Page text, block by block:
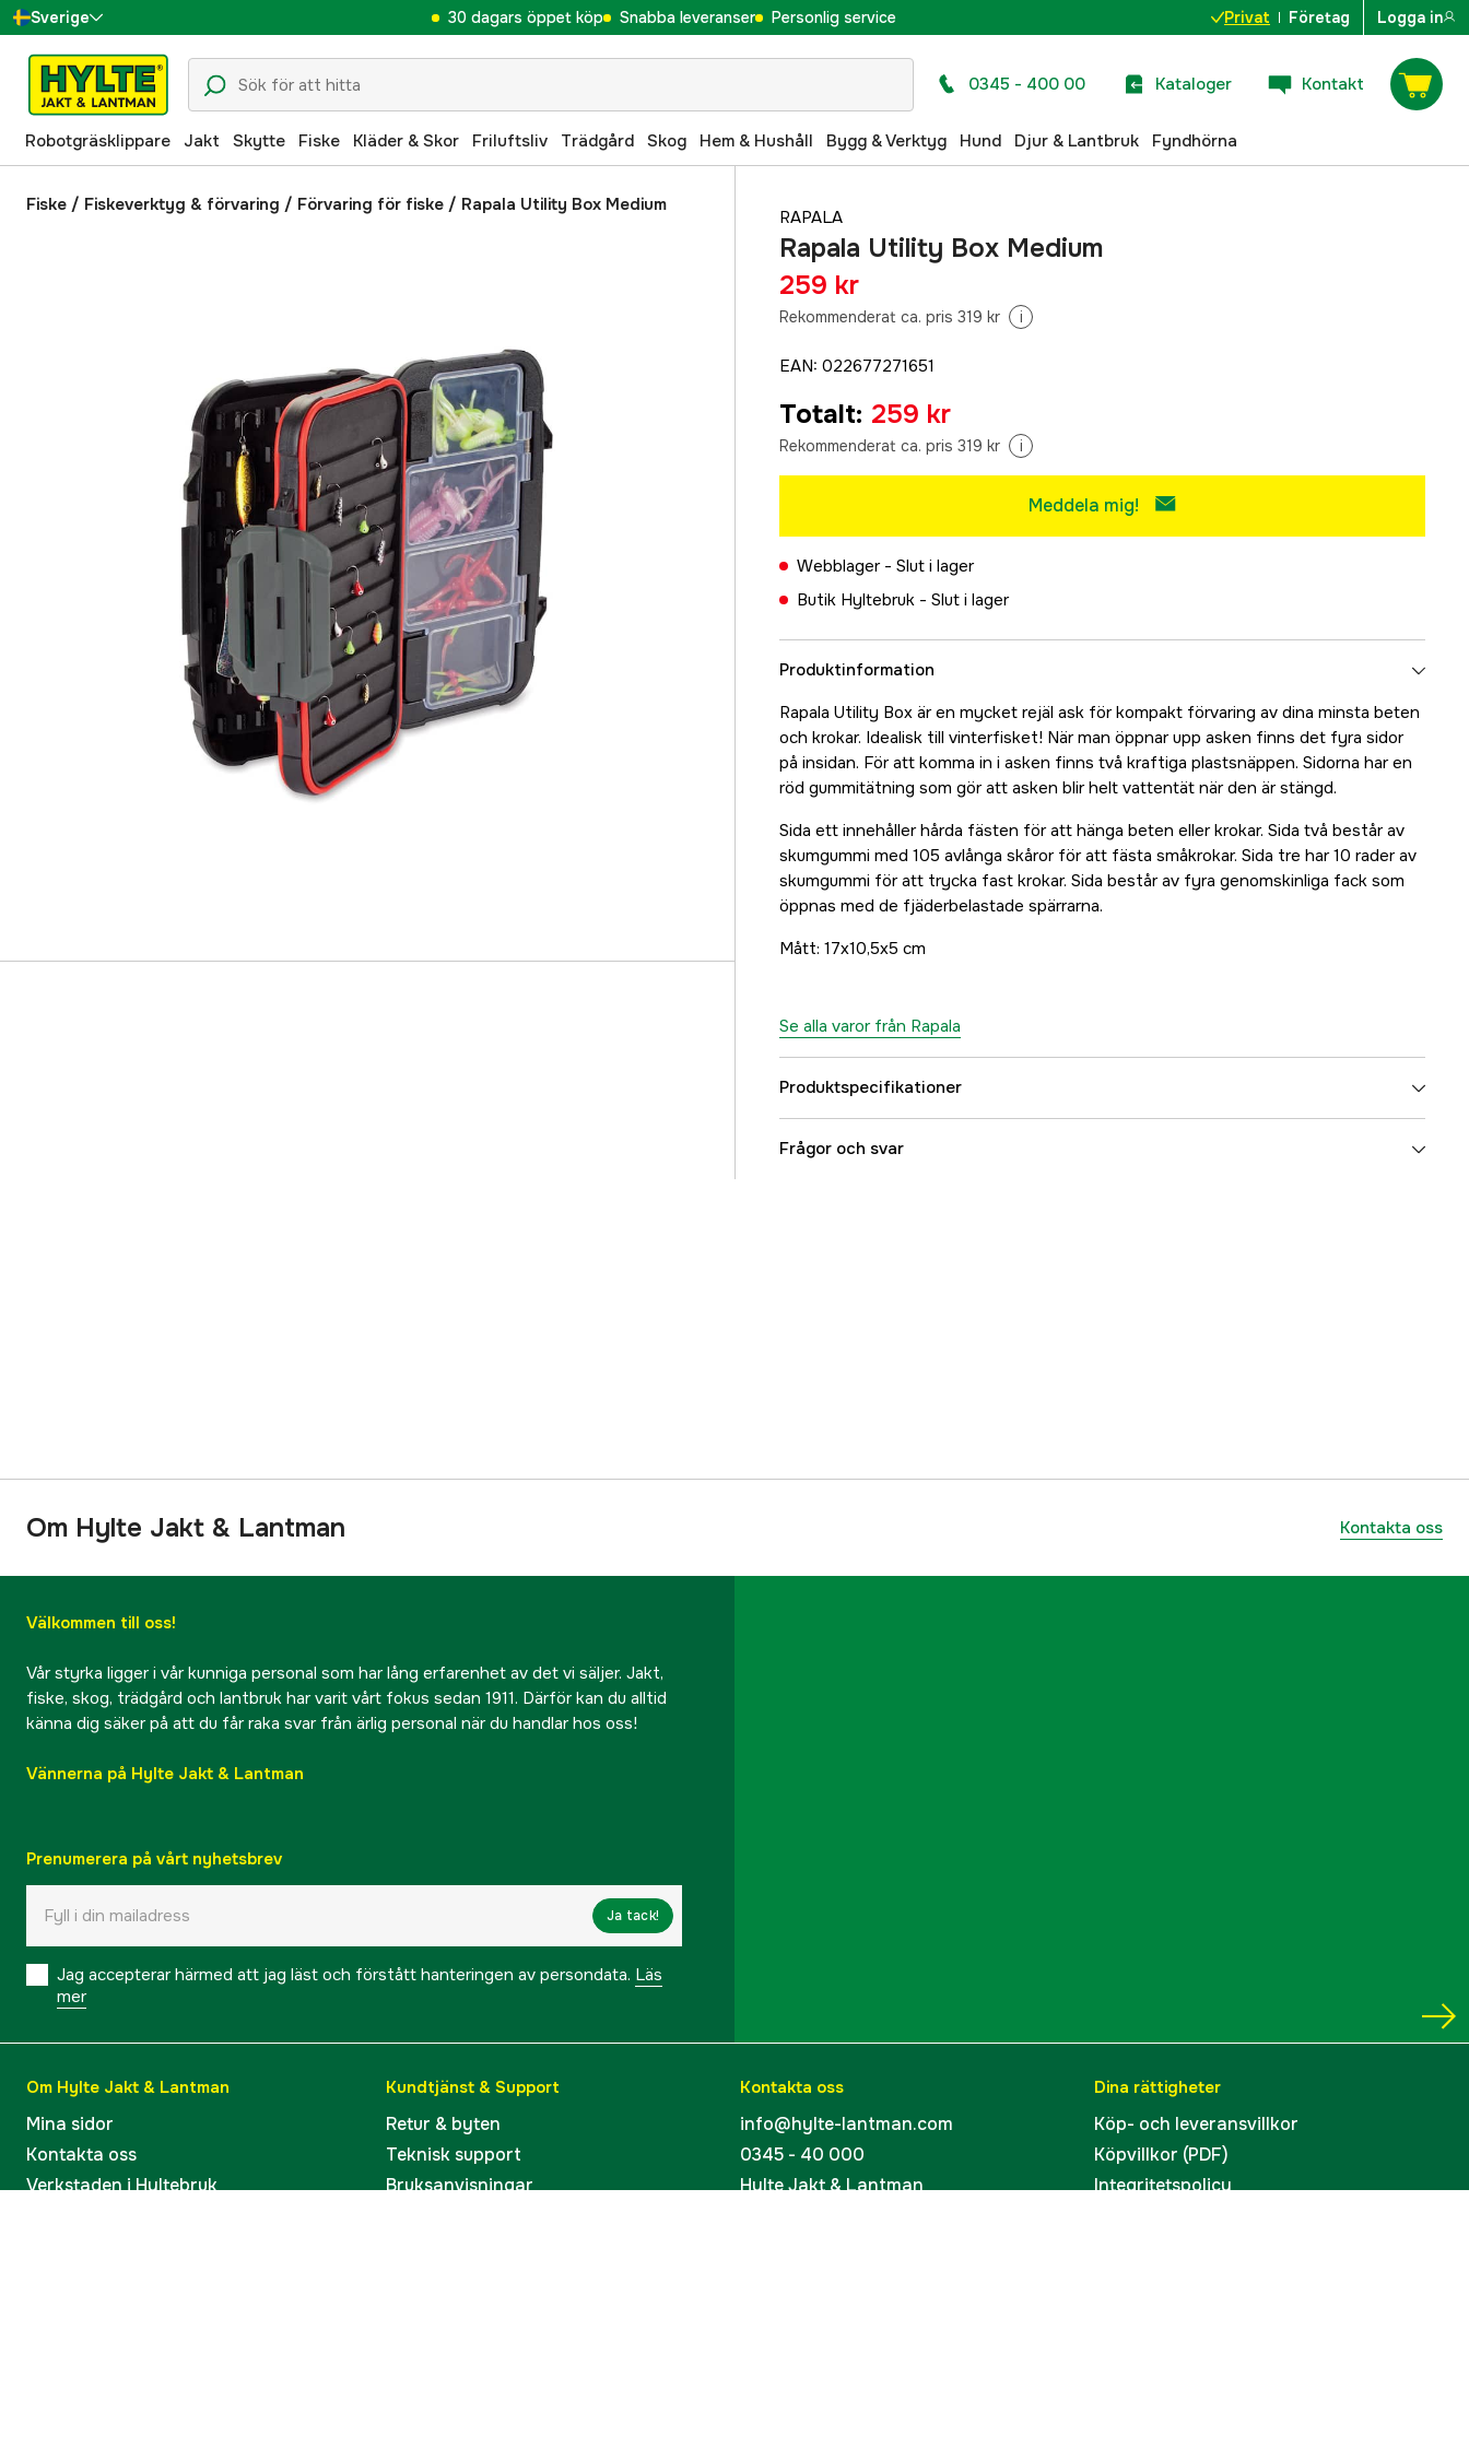
Sverige
Danmark
Suomi
Norge
Deutschland
30 dagars öppet köp Snabba leveranser Personlig service Privat Företag Logga in
0345 - 400 00 Kataloger Kontakt
Robotgräsklippare Jakt Skytte Fiske Kläder & Skor Friluftsliv Trädgård Skog Hem & Hushåll Bygg & Verktyg Hund Djur & Lantbruk Fyndhörna
Fiske / Fiskeverktyg & förvaring / Förvaring för fiske / Rapala Utility Box Medium
RAPALA
Rapala Utility Box Medium
259 kr
Rekommenderat ca. pris 319 kr i
EAN: 022677271651
Totalt: 259 kr
Rekommenderat ca. pris 319 kr i
Meddela mig!
Webblager - Slut i lager
Butik Hyltebruk - Slut i lager
Produktinformation
Rapala Utility Box är en mycket rejäl ask för kompakt förvaring av dina minsta beten
och krokar. Idealisk till vinterfisket! När man öppnar upp asken finns det fyra sidor
på insidan. För att komma in i asken finns två kraftiga plastsnäppen. Sidorna har en
röd gummitätning som gör att asken blir helt vattentät när den är stängd.
Sida ett innehåller hårda fästen för att hänga beten eller krokar. Sida två består av
skumgummi med 105 avlånga skåror för att fästa småkrokar. Sida tre har 10 rader av
skumgummi för att trycka fast krokar. Sida består av fyra genomskinliga fack som
öppnas med de fjäderbelastade spärrarna.
Mått: 17x10,5x5 cm
Se alla varor från Rapala
Produktspecifikationer
Referensnummer
Frågor och svar
Om Hylte Jakt & Lantman Kontakta oss
Välkommen till oss!
Vår styrka ligger i vår kunniga personal som har lång erfarenhet av det vi säljer. Jakt,
fiske, skog, trädgård och lantbruk har varit vårt fokus sedan 1911. Därför kan du alltid
känna dig säker på att du får raka svar från ärlig personal när du handlar hos oss!
Vännerna på Hylte Jakt & Lantman
Prenumerera på vårt nyhetsbrev
Ja tack!
Jag accepterar härmed att jag läst och förstått hanteringen av persondata. Läs
mer
Om Hylte Jakt & Lantman
Mina sidor
Kontakta oss
Verkstaden i Hyltebruk
Kundtjänst & Support
Retur & byten
Teknisk support
Bruksanvisningar
Kontakta oss
info@hylte-lantman.com
0345 - 40 000
Hylte Jakt & Lantman
Dina rättigheter
Köp- och leveransvillkor
Köpvillkor (PDF)
Integritetspolicy